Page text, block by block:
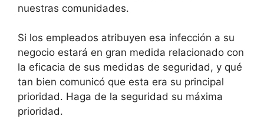
nuestras comunidades.
Si los empleados atribuyen esa infección a su
negocio estará en gran medida relacionado con
la eficacia de sus medidas de seguridad, y qué
tan bien comunicó que esta era su principal
prioridad. Haga de la seguridad su máxima
prioridad.